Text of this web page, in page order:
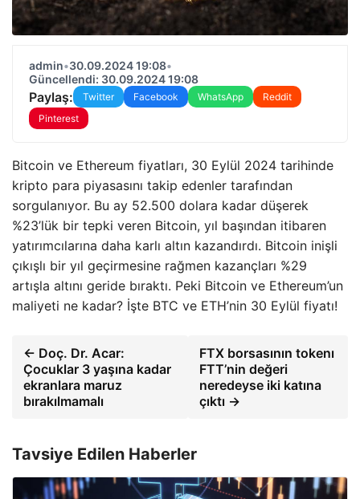
admin•30.09.2024 19:08•
Güncellendi: 30.09.2024 19:08
Paylaş: Twitter Facebook WhatsApp
Reddit
Pinterest
Bitcoin ve Ethereum fiyatları, 30 Eylül 2024 tarihinde
kripto para piyasasını takip edenler tarafından
sorgulanıyor. Bu ay 52.500 dolara kadar düşerek
%23’lük bir tepki veren Bitcoin, yıl başından itibaren
yatırımcılarına daha karlı altın kazandırdı. Bitcoin inişli
çıkışlı bir yıl geçirmesine rağmen kazançları %29
artışla altını geride bıraktı. Peki Bitcoin ve Ethereum’un
maliyeti ne kadar? İşte BTC ve ETH’nin 30 Eylül fiyatı!
← Doç. Dr. Acar:
Çocuklar 3 yaşına kadar
ekranlara maruz
bırakılmamalı
FTX borsasının tokenı
FTT’nin değeri
neredeyse iki katına
çıktı →
Tavsiye Edilen Haberler